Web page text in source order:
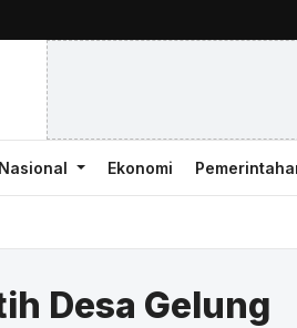
Nasional Ekonomi
Desa Gelung